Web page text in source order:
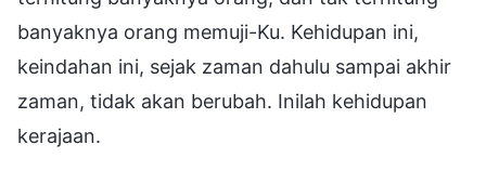
banyaknya orang memuji-Ku. Kehidupan ini,
keindahan ini, sejak zaman dahulu sampai akhir
zaman, tidak akan berubah. Inilah kehidupan
kerajaan.